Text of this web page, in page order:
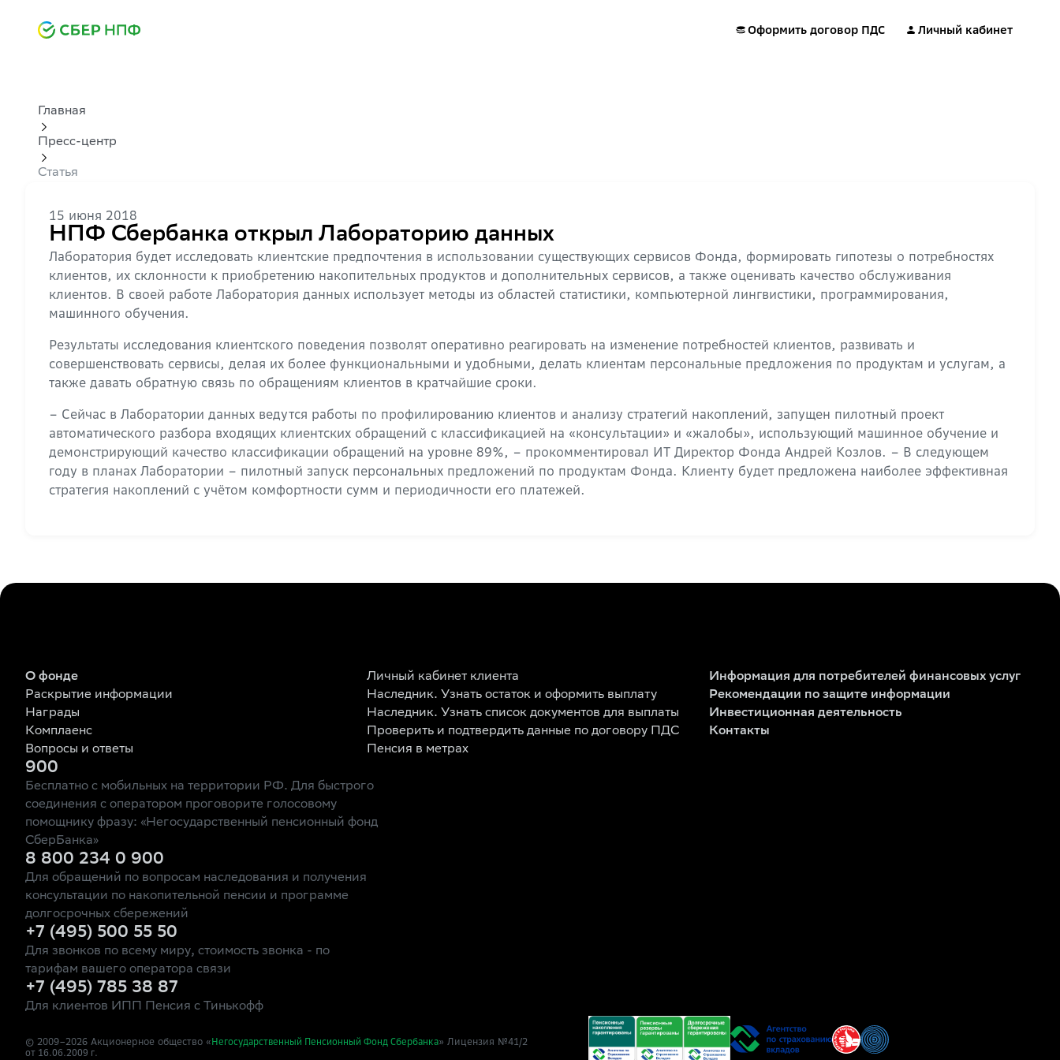
Оформить договор ПДС Личный кабинет
Главная
Пресс-центр
Статья
15 июня 2018
НПФ Сбербанка открыл Лабораторию данных
Лаборатория будет исследовать клиентские предпочтения в использовании существующих сервисов Фонда, формировать гипотезы о потребностях
клиентов, их склонности к приобретению накопительных продуктов и дополнительных сервисов, а также оценивать качество обслуживания
клиентов. В своей работе Лаборатория данных использует методы из областей статистики, компьютерной лингвистики, программирования,
машинного обучения.
Результаты исследования клиентского поведения позволят оперативно реагировать на изменение потребностей клиентов, развивать и
совершенствовать сервисы, делая их более функциональными и удобными, делать клиентам персональные предложения по продуктам и услугам, а
также давать обратную связь по обращениям клиентов в кратчайшие сроки.
– Сейчас в Лаборатории данных ведутся работы по профилированию клиентов и анализу стратегий накоплений, запущен пилотный проект
автоматического разбора входящих клиентских обращений с классификацией на «консультации» и «жалобы», использующий машинное обучение и
демонстрирующий качество классификации обращений на уровне 89%, – прокомментировал ИТ Директор Фонда Андрей Козлов. – В следующем
году в планах Лаборатории – пилотный запуск персональных предложений по продуктам Фонда. Клиенту будет предложена наиболее эффективная
стратегия накоплений с учётом комфортности сумм и периодичности его платежей.
О фонде
Раскрытие информации
Награды
Комплаенс
Вопросы и ответы
Личный кабинет клиента
Наследник. Узнать остаток и оформить выплату
Наследник. Узнать список документов для выплаты
Проверить и подтвердить данные по договору ПДС
Пенсия в метрах
Информация для потребителей финансовых услуг
Рекомендации по защите информации
Инвестиционная деятельность
Контакты
900
Бесплатно с мобильных на территории РФ. Для быстрого
соединения с оператором проговорите голосовому
помощнику фразу: «Негосударственный пенсионный фонд
СберБанка»
8 800 234 0 900
Для обращений по вопросам наследования и получения
консультации по накопительной пенсии и программе
долгосрочных сбережений
+7 (495) 500 55 50
Для звонков по всему миру, стоимость звонка - по
тарифам вашего оператора связи
+7 (495) 785 38 87
Для клиентов ИПП Пенсия с Тинькофф
© 2009–2026 Акционерное общество «Негосударственный Пенсионный Фонд Сбербанка» Лицензия №41/2
от 16.06.2009 г.